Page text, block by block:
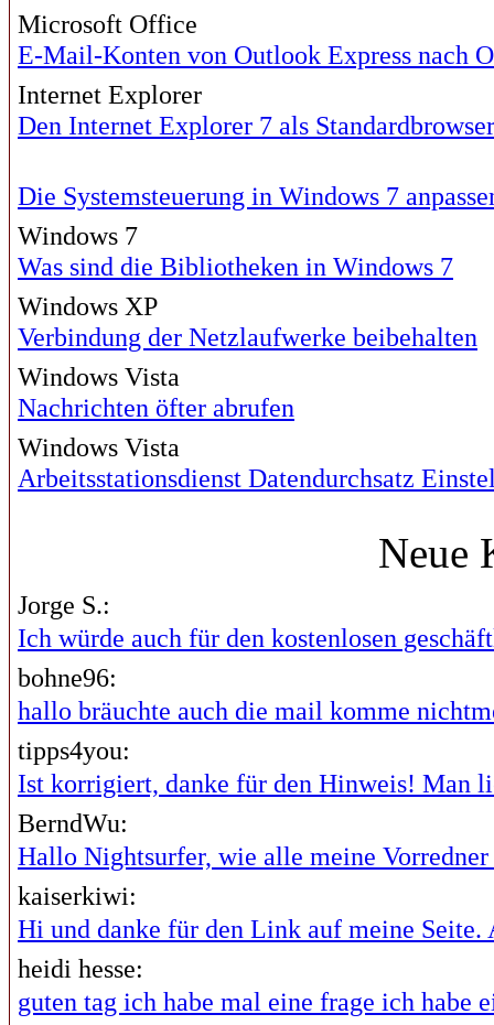
Microsoft Office
E-Mail-Konten von Outlook Express nach
Internet Explorer
Den Internet Explorer 7 als
Die Systemsteuerung in Windows 7
Windows 7
Was sind die Bibliotheken in Windows 7
Windows XP
Verbindung der Netzlaufwerke beibehalten
Windows Vista
Nachrichten öfter abrufen
Windows Vista
Arbeitsstationsdienst Datendurchsatz
Neue
Jorge S.:
Ich würde auch für den kostenlosen
bohne96:
hallo bräuchte auch die mail komme
tipps4you:
Ist korrigiert, danke für den Hinweis! Man
BerndWu:
Hallo Nightsurfer, wie alle meine
kaiserkiwi:
Hi und danke für den Link auf meine
heidi hesse:
guten tag ich habe mal eine frage ich habe